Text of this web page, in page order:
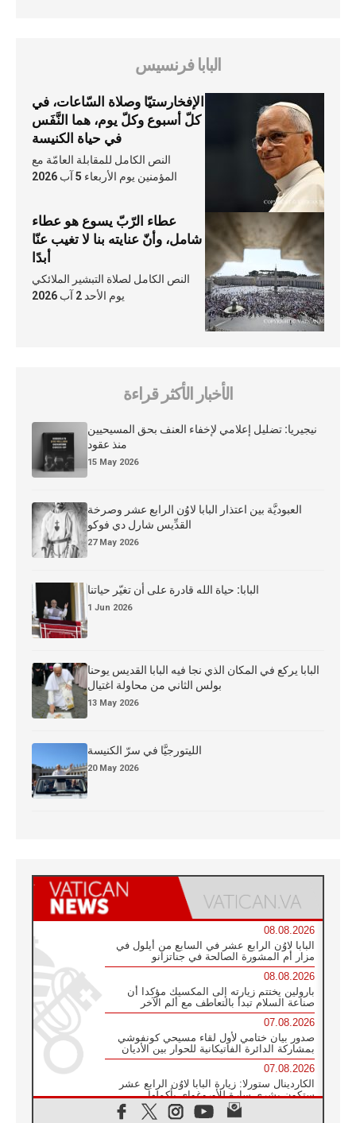
البابا فرنسيس
الإفخارستيّا وصلاة السّاعات، في
كلّ أسبوع وكلّ يوم، هما النَّفَس
في حياة الكنيسة
النص الكامل للمقابلة العامّة مع
المؤمنين يوم الأربعاء 5 آب 2026
عطاء الرّبّ يسوع هو عطاء
شامل، وأنّ عنايته بنا لا تغيب عنّا
أبدًا
النص الكامل لصلاة التبشير الملائكي
يوم الأحد 2 آب 2026
الأخبار الأكثر قراءة
نيجيريا: تضليل إعلامي لإخفاء العنف بحق المسيحيين
منذ عقود
15 May 2026
العبوديَّة بين اعتذار البابا لاوُن الرابع عشر وصرخة
القدِّيس شارل دي فوكو
27 May 2026
البابا: حياة الله قادرة على أن تغيّر حياتنا
1 Jun 2026
البابا يركع في المكان الذي نجا فيه البابا القديس يوحنا
بولس الثاني من محاولة اغتيال
13 May 2026
الليتورجيَّا في سرّ الكنيسة
20 May 2026
08.08.2026
البابا لاوُن الرابع عشر في السابع من أيلول في
مزار أم المشورة الصالحة في جناتزانو
08.08.2026
بارولين يختتم زيارته إلى المكسيك مؤكدا أن
صناعة السلام تبدأ بالتعاطف مع ألم الآخر
07.08.2026
صدور بيان ختامي لأول لقاء مسيحي كونفوشي
بمشاركة الدائرة الفاتيكانية للحوار بين الأديان
07.08.2026
الكاردينال ستورلا: زيارة البابا لاوُن الرابع عشر
ستكون بشرى سارة للأوروغواي بأكملها